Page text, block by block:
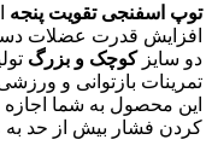
توپ اسفنجی تقویت پنجه
افزایش قدرت عضلات
دو سایزکوچک و بزرگ
تمرینات بازتوانی و
این محصول به شما
کردن فشار بیش از حد به